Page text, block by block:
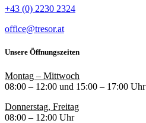
+43 (0) 2230 2324
office@tresor.at
Unsere Öffnungszeiten
Montag – Mittwoch
08:00 – 12:00 und 15:00 – 17:00 Uhr
Donnerstag, Freitag
08:00 – 12:00 Uhr